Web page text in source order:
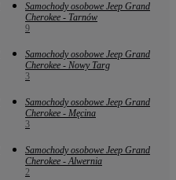
Samochody osobowe Jeep Grand
Cherokee - Tarnów
9
Samochody osobowe Jeep Grand
Cherokee - Nowy Targ
3
Samochody osobowe Jeep Grand
Cherokee - Męcina
3
Samochody osobowe Jeep Grand
Cherokee - Alwernia
2